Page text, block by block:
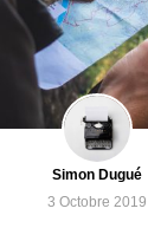
Simon Dugué
3 Octobre 2019